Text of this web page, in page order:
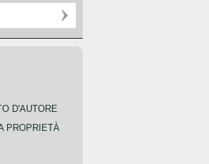
D'AUTORE
PROPRIETÀ